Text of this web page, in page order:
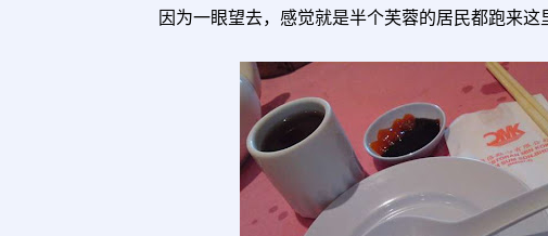
因为一眼望去，感觉就是半个芙蓉的居民都跑来这